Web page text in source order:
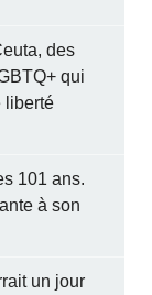
des
qui
liberté
101 ans.
à son
un jour